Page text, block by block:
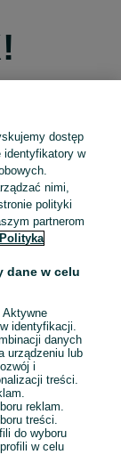
dostęp
identyfikatory w
nimi,
polityki
partnerom
Polityka
dane w celu
Aktywne
identyfikacji.
danych
urządzeniu lub
i
treści.
reklam.
treści.
do wyboru
w celu